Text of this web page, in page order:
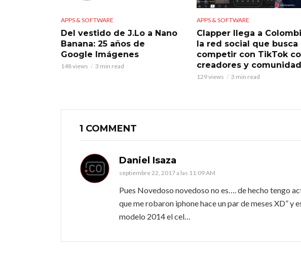
APPS & SOFTWARE
Del vestido de J.Lo a Nano
Banana: 25 años de
Google Imágenes
148 views 3 min read
APPS & SOFTWARE
Clapper llega a
la red social que busca
competir con TikTok
creadores y
129 views 3 min read
1 COMMENT
Daniel Isaza
septiembre 22, 2017 a las 11:09 AM
Pues Novedoso novedoso no es…. de hecho tengo
que me robaron iphone hace un par de meses XD” y
modelo 2014 el cel…